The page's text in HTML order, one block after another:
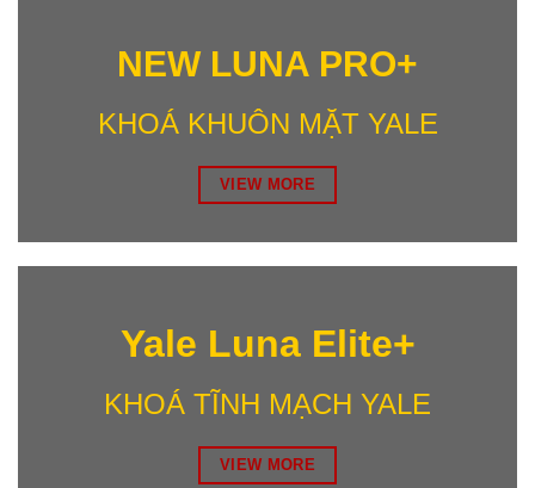
NEW LUNA PRO+
KHOÁ KHUÔN MẶT YALE
VIEW MORE
Yale Luna Elite+
KHOÁ TĨNH MẠCH YALE
VIEW MORE